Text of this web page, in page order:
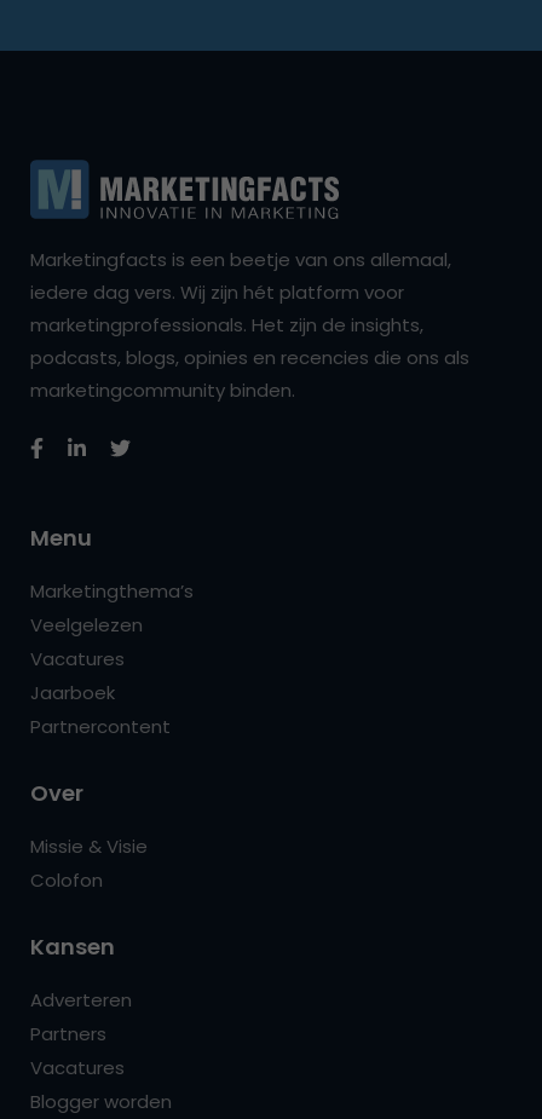
Marketingfacts is een beetje van ons allemaal,
iedere dag vers. Wij zijn hét platform voor
marketingprofessionals. Het zijn de insights,
podcasts, blogs, opinies en recencies die ons als
marketingcommunity binden.
Menu
Marketingthema’s
Veelgelezen
Vacatures
Jaarboek
Partnercontent
Over
Missie & Visie
Colofon
Kansen
Adverteren
Partners
Vacatures
Blogger worden